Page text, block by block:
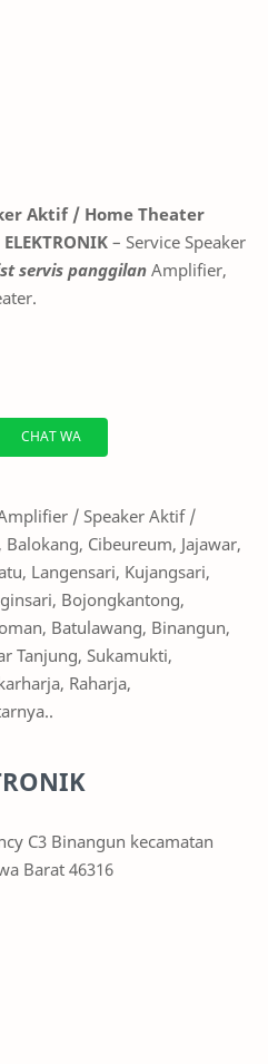
Aktif / Home Theater
– Service Speaker
servis panggilan Amplifier,
CHAT WA
/ Speaker Aktif /
Cibeureum, Jajawar,
Langensari, Kujangsari,
Bojongkantong,
Batulawang, Binangun,
Tanjung, Sukamukti,
Raharja,
C3 Binangun kecamatan
Barat 46316